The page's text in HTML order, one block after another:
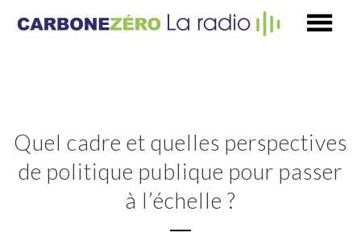
Quel cadre et quelles perspectives
de politique publique pour passer
à l’échelle ?